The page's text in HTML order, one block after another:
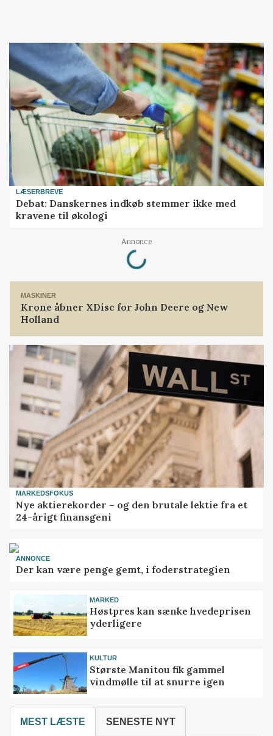
LÆSERBREVE
Debat: Danskernes indkøb stemmer ikke med
kravene til økologi
Annonce
Loading...
MASKINER
Krone åbner XDisc for John Deere og New
Holland
MARKEDSFOKUS
Nye aktierekorder – og den brutale lektie fra et
24-årigt finansgeni
ANNONCE
Der kan være penge gemt, i foderstrategien
MARKED
Høstpres kan sænke hvedeprisen
yderligere
KULTUR
Største Manitou fik gammel
vindmølle til at snurre igen
MEST LÆSTE SENESTE NYT